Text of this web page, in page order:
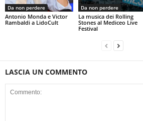
Da non perdere
Antonio Monda e Victor
Rambaldi a LidoCult
Da non perdere
La musica dei Rolling
Stones al Mediceo Live
Festival
LASCIA UN COMMENTO